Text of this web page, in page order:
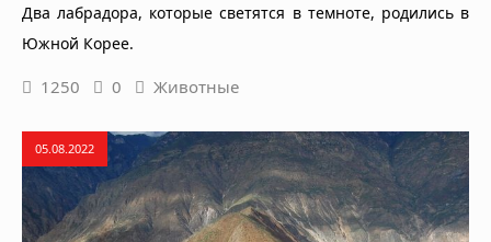
Два лабрадора, которые светятся в темноте, родились в
Южной Корее.
1250 0 Животные
05.08.2022